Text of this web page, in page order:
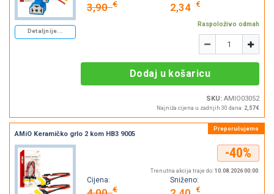
Detaljnije...
3,90€ 2,34 €
Raspoloživo odmah
- +
Dodaj u košaricu
SKU: AMIO03052
Najniža cijena u zadnjih 30 dana: 2,57 €
AMiO Keramičko grlo 2 kom HB3 9005
-40%
Trenutna akcija traje do: 10.08.2026 00:00.
Cijena:
€
Sniženo:
€